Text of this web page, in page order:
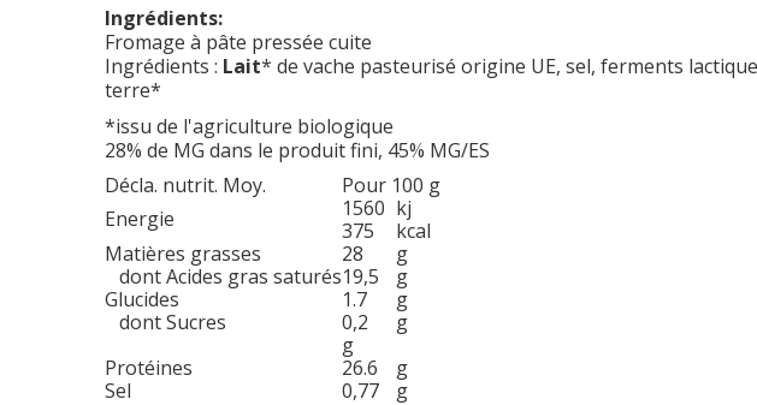
Ingrédients:
Fromage à pâte pressée cuite
Ingrédients : Lait* de vache pasteurisé origine UE, sel, ferments
terre*
*issu de l'agriculture biologique
28% de MG dans le produit fini, 45% MG/ES
Décla. nutrit. Moy.
Pour 100 g
Energie
1560 kj
375
kcal
Matières grasses
28
g
dont Acides gras saturés19,5
g
Glucides
1.7
g
dont Sucres
0,2
g
g
Protéines
26.6
g
Sel
0,77
g